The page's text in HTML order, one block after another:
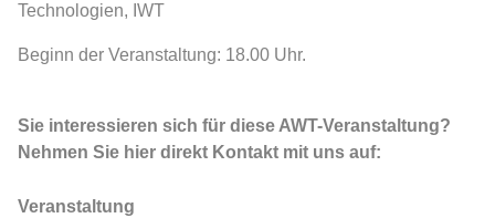
Technologien, IWT
Beginn der Veranstaltung: 18.00 Uhr.
Sie interessieren sich für diese AWT-Veranstaltung?
Nehmen Sie hier direkt Kontakt mit uns auf:
Veranstaltung